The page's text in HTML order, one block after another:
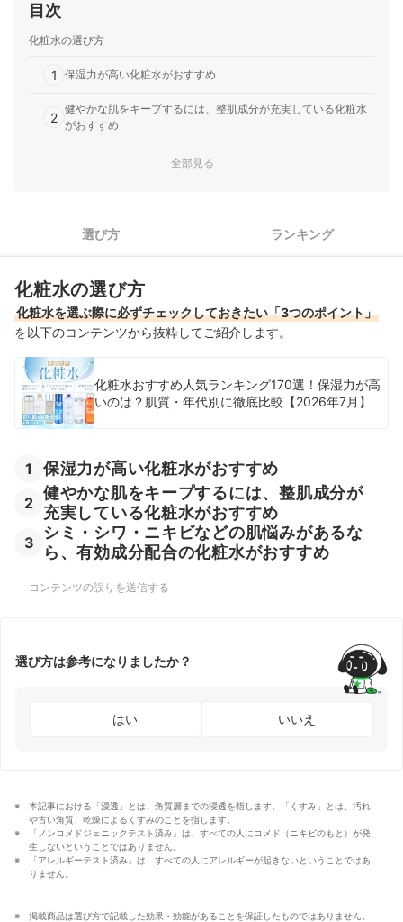
目次
化粧水の選び方
1 保湿力が高い化粧水がおすすめ
2
健やかな肌をキープするには、整肌成分が充実している化粧水
がおすすめ
シミ・シワ・ニキビなどの肌悩みがあるなら、有効成分配合の
弱酸性化粧水の売れ筋ランキングもチェック！
全部見る
選び方 ランキング
化粧水の選び方
化粧水を選ぶ際に必ずチェックしておきたい「3つのポイント」
を以下のコンテンツから抜粋してご紹介します。
化粧水おすすめ人気ランキング170選！保湿力が高
いのは？肌質・年代別に徹底比較【2026年7月】
1 保湿力が高い化粧水がおすすめ
2
健やかな肌をキープするには、整肌成分が
充実している化粧水がおすすめ
3
シミ・シワ・ニキビなどの肌悩みがあるな
ら、有効成分配合の化粧水がおすすめ
コンテンツの誤りを送信する
選び方は参考になりましたか？
はい いいえ
本記事における「浸透」とは、角質層までの浸透を指します。「くすみ」とは、汚れ
や古い角質、乾燥によるくすみのことを指します。
「ノンコメドジェニックテスト済み」は、すべての人にコメド（ニキビのもと）が発
生しないということではありません。
「アレルギーテスト済み」は、すべての人にアレルギーが起きないということではあ
りません。
掲載商品は選び方で記載した効果・効能があることを保証したものではありません。